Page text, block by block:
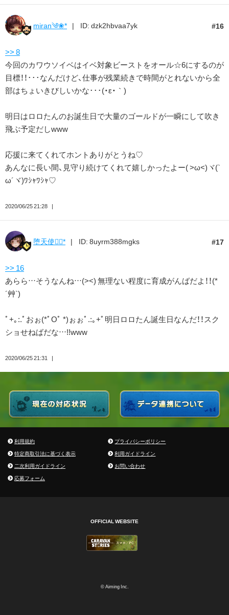
16
miran༄❀* ID: dzk2hbvaa7yk
>> 8
今回のカワウソイベはイベ対象ビーストをオール☆6にするのが
目標！！･･･なんだけど、仕事が残業続きで時間がとれないから全
部はちょいきびしいかな･･･(・ε・｀)
明日はロロたんのお誕生日で大量のゴールドが一瞬にして吹き
飛ぶ予定だしwww
応援に来てくれてホントありがとうね♡
あんなに長い間、見守り続けてくれて嬉しかったよー( >ω<)ヾ(`
ω´ヾ)ﾜｼｬﾜｼｬ♡
2020/06/25 21:28
17
堕天使❁⃘* ID: 8uyrm388mgks
>> 16
あらら…そうなんね…(><) 無理ない程度に育成がんばだよ！！(*
´艸`)
ﾟ+｡:.ﾟおぉ(*ﾟOﾟ *)ぉぉﾟ.:｡+ﾟ明日ロロたん誕生日なんだ！！スク
ショせねばだな…!!www
2020/06/25 21:31
利用規約
プライバシーポリシー
特定商取引法に基づく表示
利用ガイドライン
二次利用ガイドライン
お問い合わせ
応募フォーム
OFFICIAL WEBSITE
© Aiming Inc.